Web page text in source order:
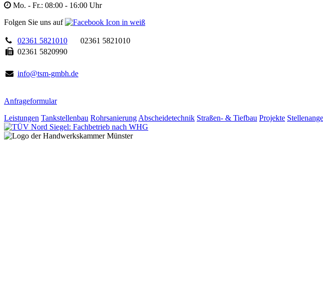
Mo. - Fr.: 08:00 - 16:00 Uhr
Folgen Sie uns auf
02361 5821010
02361 5821010
02361 5820990
info@tsm-gmbh.de
Anfrage­formular
Leistungen Tankstellenbau Rohrsanierung Abscheidetechnik Straßen- & Tiefbau Projekte